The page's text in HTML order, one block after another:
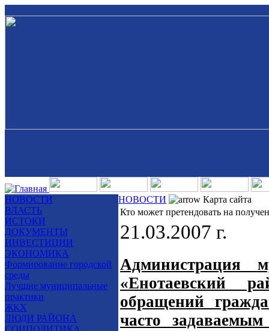
НОВОСТИ
ВЛАСТЬ
ИСТОКИ
ДОКУМЕНТЫ
ИНВЕСТИЦИИ
ЭКОНОМИКА
Формирование городской
среды
Лучшие муниципальные
практики
ЖКХ
ЛЮДИ РАЙОНА
СОЦПОЛИТИКА
НОВОСТИ
Карта сайта
Кто может претендовать на
21.03.2007 г.
Администрация
«Енотаевский
обращений
часто